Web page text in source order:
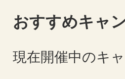
おすすめキャ
現在開催中のキ